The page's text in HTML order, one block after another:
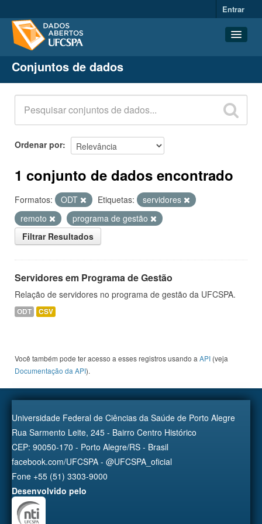
Entrar
Conjuntos de dados
Organizações
Grupos
Sobre
Conjuntos de dados
Ordenar por
1 conjunto de dados encontrado
Formatos: ODT Etiquetas:
servidores
remoto
programa de gestão
Filtrar Resultados
Servidores em Programa de Gestão
Relação de servidores no programa de gestão da UFCSPA.
ODT CSV
Você também pode ter acesso a esses registros usando a API (veja
Documentação da API).
Universidade Federal de Ciências da Saúde de Porto Alegre
Rua Sarmento Leite, 245 - Bairro Centro Histórico
CEP: 90050-170 - Porto Alegre/RS - Brasil
facebook.com/UFCSPA - @UFCSPA_oficial
Fone +55 (51) 3303-9000
Desenvolvido pelo